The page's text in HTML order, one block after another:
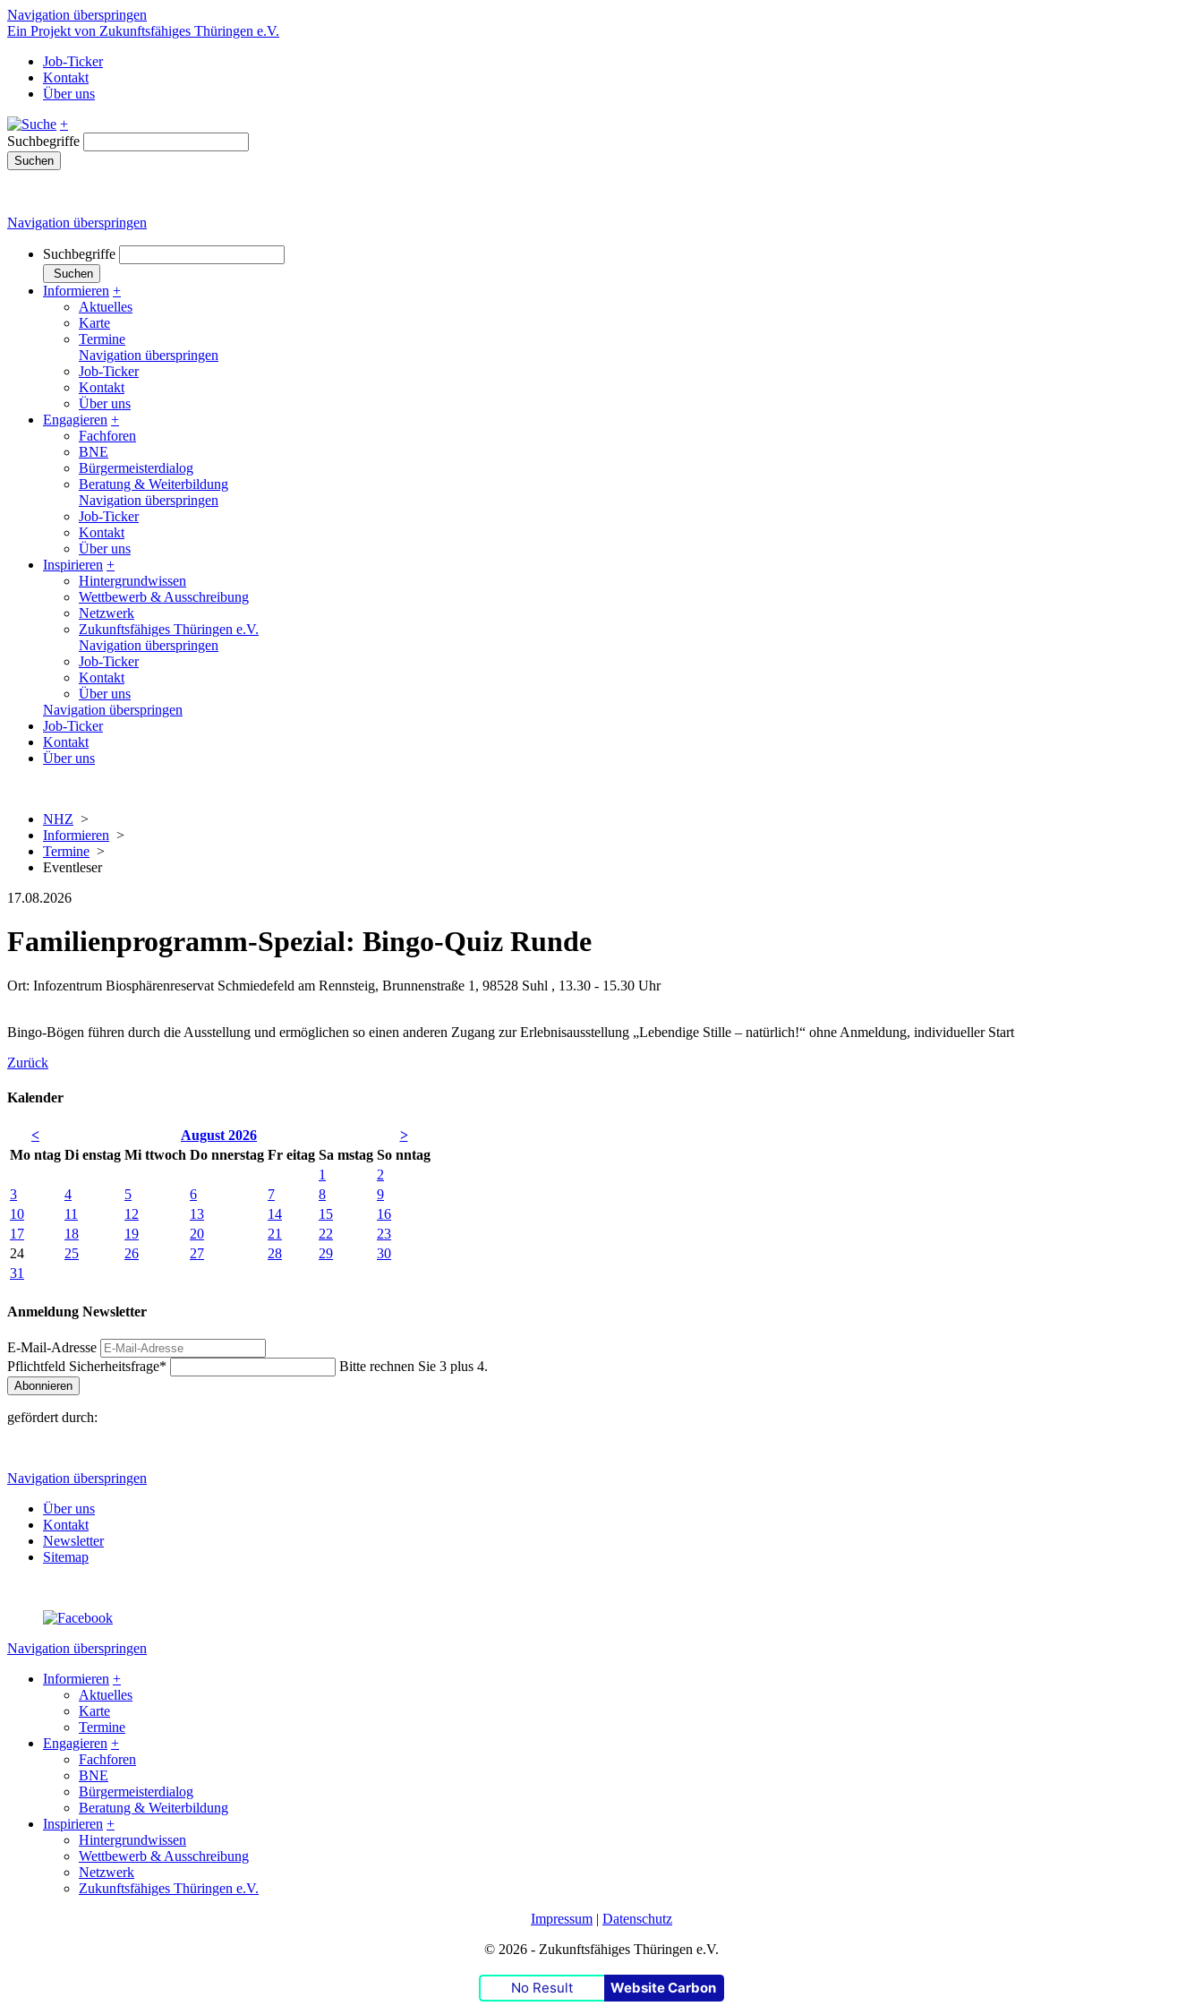
Navigation überspringen
Ein Projekt von Zukunftsfähiges Thüringen e.V.
Job-Ticker
Kontakt
Über uns
+
Suchbegriffe
Suchen
Navigation überspringen
Suchbegriffe
Suchen
Informieren +
Aktuelles
Karte
Termine
Navigation überspringen
Job-Ticker
Kontakt
Über uns
Engagieren +
Fachforen
BNE
Bürgermeisterdialog
Beratung & Weiterbildung
Navigation überspringen
Job-Ticker
Kontakt
Über uns
Inspirieren +
Hintergrundwissen
Wettbewerb & Ausschreibung
Netzwerk
Zukunftsfähiges Thüringen e.V.
Navigation überspringen
Job-Ticker
Kontakt
Über uns
Navigation überspringen
Job-Ticker
Kontakt
Über uns
NHZ >
Informieren >
Termine >
Eventleser
17.08.2026
Familienprogramm-Spezial: Bingo-Quiz Runde
Ort: Infozentrum Biosphärenreservat Schmiedefeld am Rennsteig, Brunnenstraße 1, 98528 Suhl , 13.30 - 15.30 Uhr
Bingo-Bögen führen durch die Ausstellung und ermöglichen so einen anderen Zugang zur Erlebnisausstellung „Lebendige Stille – natürlich!“ ohne Anmeldung, individueller Start
Zurück
Kalender
< August 2026
>
Mo ntag Dienstag Mittwoch Do nnerstag Fr eitag Sa mstag So nntag
1
2
3
4 5 6 7 8
9
10
11 12 13 14 15
16
17
18 19 20 21 22
23
24
25 26 27 28 29
30
31
Anmeldung Newsletter
E-Mail-Adresse
Pflichtfeld Sicherheitsfrage* Bitte rechnen Sie 3 plus 4.
Abonnieren
gefördert durch:
Navigation überspringen
Über uns
Kontakt
Newsletter
Sitemap
Navigation überspringen
Informieren +
Aktuelles
Karte
Termine
Engagieren +
Fachforen
BNE
Bürgermeisterdialog
Beratung & Weiterbildung
Inspirieren +
Hintergrundwissen
Wettbewerb & Ausschreibung
Netzwerk
Zukunftsfähiges Thüringen e.V.
Impressum | Datenschutz
© 2026 - Zukunftsfähiges Thüringen e.V.
No Result Website Carbon